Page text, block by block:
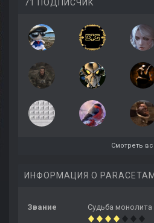
71 ПОДПИСЧИК
Смотреть
ИНФОРМАЦИЯ О
Звание Судьба монолита